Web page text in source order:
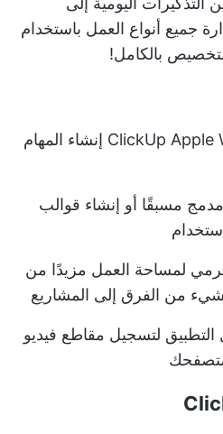
جميع أنواع العمل باستخدام
يدعم تطبيق ClickUp Apple Watch إنشاء المهام
قالب مدمج مسبقًا أو إنشاء قوالب
لمساحة العمل مزيدًا من
شيء من الفرق إلى المشاريع
لتسجيل مقاطع فيديو